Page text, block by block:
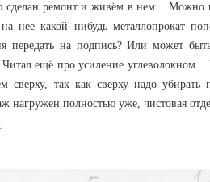
сделан ремонт и живём в нем... Можно
нее какой нибудь металлопрокат
передать на подпись? Или может
Читал ещё про усиление
сверху, так как сверху надо
нагружен полностью уже, чистовая